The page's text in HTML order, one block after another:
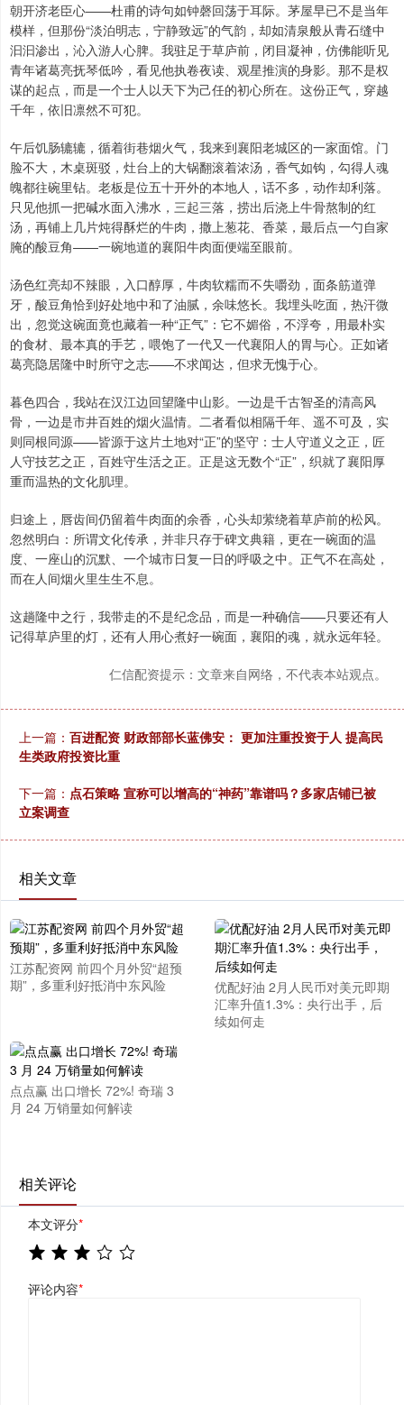
朝开济老臣心——杜甫的诗句如钟磬回荡于耳际。茅屋早已不是当年
模样，但那份“淡泊明志，宁静致远”的气韵，却如清泉般从青石缝中
汩汩渗出，沁入游人心脾。我驻足于草庐前，闭目凝神，仿佛能听见
青年诸葛亮抚琴低吟，看见他执卷夜读、观星推演的身影。那不是权
谋的起点，而是一个士人以天下为己任的初心所在。这份正气，穿越
千年，依旧凛然不可犯。
午后饥肠辘辘，循着街巷烟火气，我来到襄阳老城区的一家面馆。门
脸不大，木桌斑驳，灶台上的大锅翻滚着浓汤，香气如钩，勾得人魂
魄都往碗里钻。老板是位五十开外的本地人，话不多，动作却利落。
只见他抓一把碱水面入沸水，三起三落，捞出后浇上牛骨熬制的红
汤，再铺上几片炖得酥烂的牛肉，撒上葱花、香菜，最后点一勺自家
腌的酸豆角——一碗地道的襄阳牛肉面便端至眼前。
汤色红亮却不辣眼，入口醇厚，牛肉软糯而不失嚼劲，面条筋道弹
牙，酸豆角恰到好处地中和了油腻，余味悠长。我埋头吃面，热汗微
出，忽觉这碗面竟也藏着一种“正气”：它不媚俗，不浮夸，用最朴实
的食材、最本真的手艺，喂饱了一代又一代襄阳人的胃与心。正如诸
葛亮隐居隆中时所守之志——不求闻达，但求无愧于心。
暮色四合，我站在汉江边回望隆中山影。一边是千古智圣的清高风
骨，一边是市井百姓的烟火温情。二者看似相隔千年、遥不可及，实
则同根同源——皆源于这片土地对“正”的坚守：士人守道义之正，匠
人守技艺之正，百姓守生活之正。正是这无数个“正”，织就了襄阳厚
重而温热的文化肌理。
归途上，唇齿间仍留着牛肉面的余香，心头却萦绕着草庐前的松风。
忽然明白：所谓文化传承，并非只存于碑文典籍，更在一碗面的温
度、一座山的沉默、一个城市日复一日的呼吸之中。正气不在高处，
而在人间烟火里生生不息。
这趟隆中之行，我带走的不是纪念品，而是一种确信——只要还有人
记得草庐里的灯，还有人用心煮好一碗面，襄阳的魂，就永远年轻。
仁信配资提示：文章来自网络，不代表本站观点。
上一篇： 百进配资 财政部部长蓝佛安： 更加注重投资于人 提高民
生类政府投资比重
下一篇： 点石策略 宣称可以增高的“神药”靠谱吗？多家店铺已被
立案调查
相关文章
江苏配资网 前四个月外贸“超预
期”，多重利好抵消中东风险
优配好油 2月人民币对美元即期
汇率升值1.3%：央行出手，后
续如何走
点点赢 出口增长 72%! 奇瑞 3
月 24 万销量如何解读
相关评论
本文评分*
评论内容*